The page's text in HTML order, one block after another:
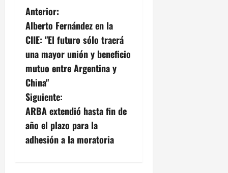
N
a
v
e
g
a
c
Anterior:
Alberto Fernández en la
CIIE: "El futuro sólo traerá
una mayor unión y beneficio
mutuo entre Argentina y
China"
Siguiente:
ARBA extendió hasta fin de
año el plazo para la
adhesión a la moratoria